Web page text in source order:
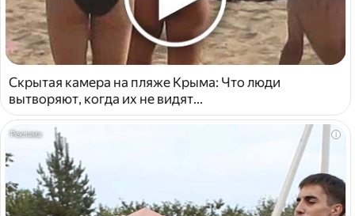
Скрытая камера на пляже Крыма: Что люди
вытворяют, когда их не видят...
i